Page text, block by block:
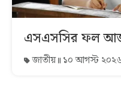
এসএসসির ফল আজ,
জাতীয় ১০ আগস্ট